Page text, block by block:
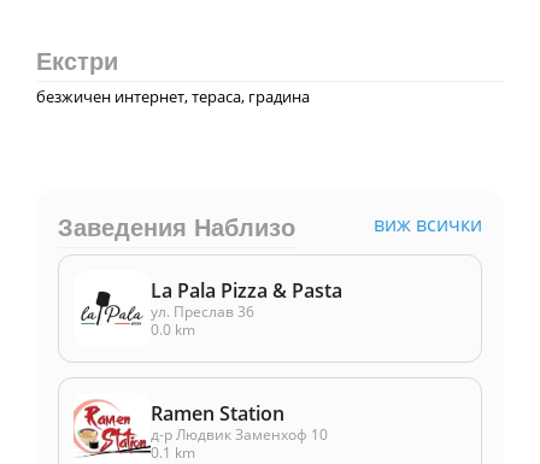
Екстри
безжичен интернет, тераса, градина
Заведения Наблизо виж всички
La Pala Pizza & Pasta
ул. Преслав 36
0.0 km
Ramen Station
д-р Людвик Заменхоф 10
0.1 km